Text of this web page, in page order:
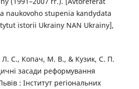
naukovoho stupenia kandydata
istorii Ukrainy NAN Ukrainy],
Л. С., Копач, М. В., & Кузик, С. П.
засади реформування
: Інститут регіональних